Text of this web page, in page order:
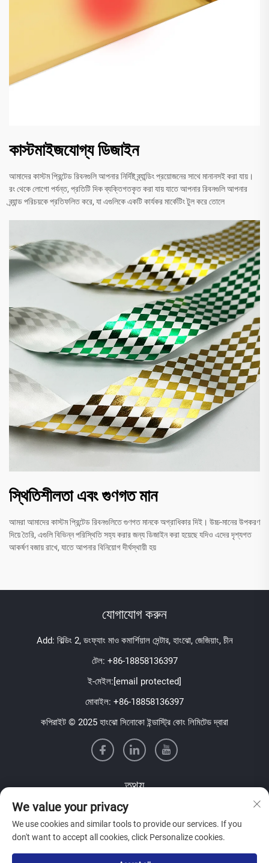
কাস্টমাইজযোগ্য ডিজাইন
আমাদের কাস্টম প্রিন্টেড রিবনগুলি আপনার নির্দিষ্ট ব্র্যান্ডিং প্রয়োজনের সাথে মানানসই করা যায়।
রং থেকে লোগো পর্যন্ত, প্রতিটি দিক ব্যক্তিগতকৃত করা যায় যাতে আপনার রিবনগুলি আপনার
ব্র্যান্ড পরিচয়কে প্রতিফলিত করে, যা এগুলিকে একটি কার্যকর মার্কেটিং টুল করে তোলে
স্থিতিশীলতা এবং গুণগত মান
আমরা আমাদের কাস্টম প্রিন্টেড রিবনগুলিতে গুণগত মানকে অগ্রাধিকার দিই। উচ্চ-মানের উপকরণ
দিয়ে তৈরি, এগুলি বিভিন্ন পরিস্থিতি সহ্য করার জন্য ডিজাইন করা হয়েছে যদিও এদের দৃশ্যগত
আকর্ষণ বজায় রাখে, যাতে আপনার বিনিয়োগ দীর্ঘস্থায়ী হয়
যোগাযোগ করুন
Add: বিল্ডিং 2, ডংফ্যাং মাও কমার্শিয়াল সেন্টার, হাংঝো, জেজিয়াং, চীন
টেল: +86-18858136397
ই-মেইল:[email protected]
মোবাইল: +86-18858136397
কপিরাইট © 2025 হাংঝো সিনোকো ইন্ডাস্ট্রি কোং লিমিটেড দ্বারা
তথ্য
আমাদের সাপ্তাহিক নিউজলেটার পেতে সাইন আপ করুন
We value your privacy
We use cookies and similar tools to provide our services. If you
don't want to accept all cookies, click Personalize cookies.